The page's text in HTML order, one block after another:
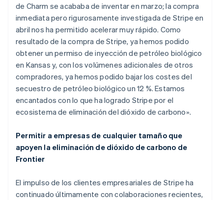
de Charm se acababa de inventar en marzo; la compra
inmediata pero rigurosamente investigada de Stripe en
abril nos ha permitido acelerar muy rápido. Como
resultado de la compra de Stripe, ya hemos podido
obtener un permiso de inyección de petróleo biológico
en Kansas y, con los volúmenes adicionales de otros
compradores, ya hemos podido bajar los costes del
secuestro de petróleo biológico un 12 %. Estamos
encantados con lo que ha logrado Stripe por el
ecosistema de eliminación del dióxido de carbono».
Permitir a empresas de cualquier tamaño que
apoyen la eliminación de dióxido de carbono de
Frontier
El impulso de los clientes empresariales de Stripe ha
continuado últimamente con colaboraciones recientes,
Bélgica
Nederlands FrançaisDeutschEnglish
Brasil
Português English
Bulgaria
English
Canadá
English Français
China continental
简体中文 English
Chipre
English
EnglishItaliano
Dinamarca
English
Emiratos Árabes Unidos
Eslovaquia
English